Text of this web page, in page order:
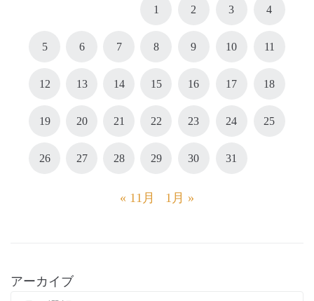
1 2 3 4
5 6 7 8 9 10 11
12 13 14 15 16 17 18
19 20 21 22 23 24 25
26 27 28 29 30 31
« 11月 1月 »
アーカイブ